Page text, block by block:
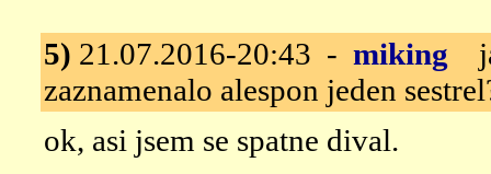
5) 21.07.2016-20:43 - miking
zaznamenalo alespon jeden
ok, asi jsem se spatne dival.